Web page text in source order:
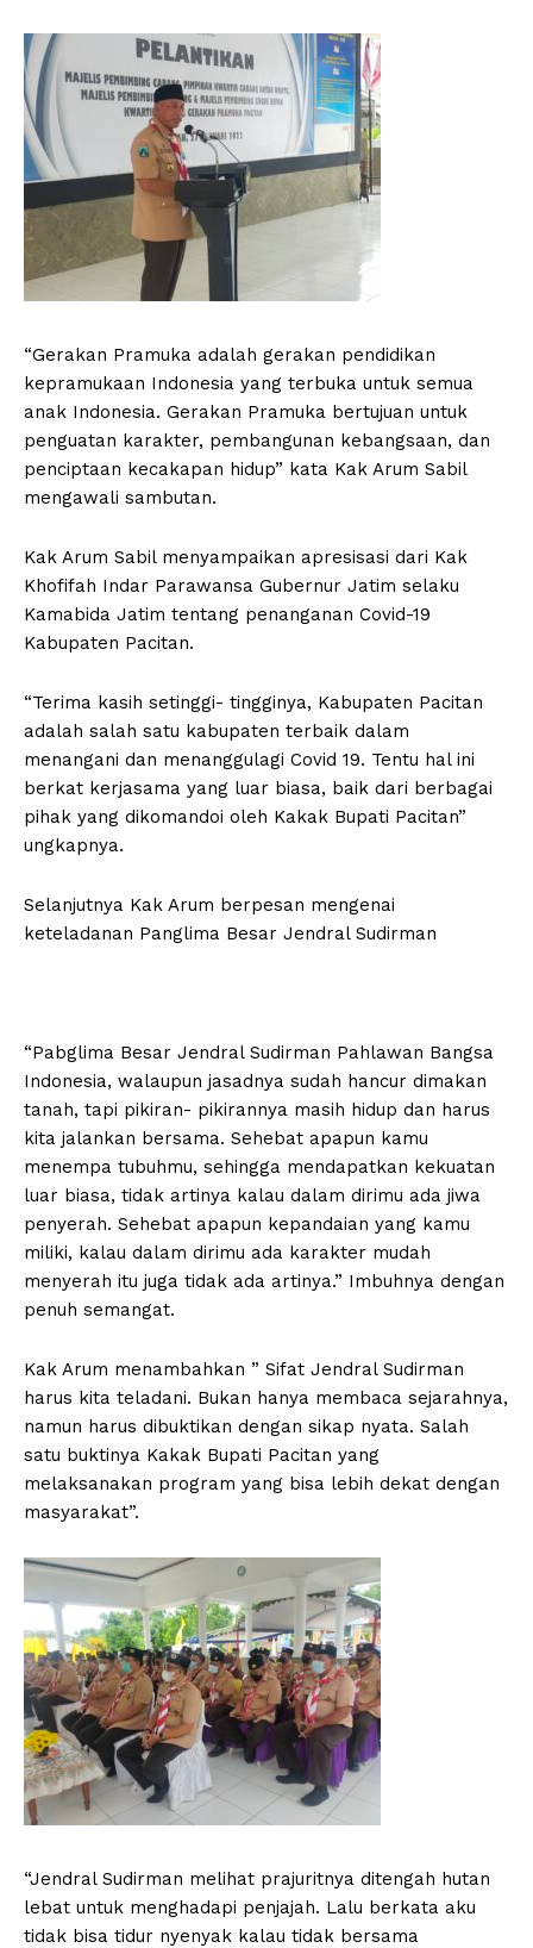
“Gerakan Pramuka adalah gerakan pendidikan
kepramukaan Indonesia yang terbuka untuk semua
anak Indonesia. Gerakan Pramuka bertujuan untuk
penguatan karakter, pembangunan kebangsaan, dan
penciptaan kecakapan hidup” kata Kak Arum Sabil
mengawali sambutan.
Kak Arum Sabil menyampaikan apresisasi dari Kak
Khofifah Indar Parawansa Gubernur Jatim selaku
Kamabida Jatim tentang penanganan Covid-19
Kabupaten Pacitan.
“Terima kasih setinggi- tingginya, Kabupaten Pacitan
adalah salah satu kabupaten terbaik dalam
menangani dan menanggulagi Covid 19. Tentu hal ini
berkat kerjasama yang luar biasa, baik dari berbagai
pihak yang dikomandoi oleh Kakak Bupati Pacitan”
ungkapnya.
Selanjutnya Kak Arum berpesan mengenai
keteladanan Panglima Besar Jendral Sudirman
“Pabglima Besar Jendral Sudirman Pahlawan Bangsa
Indonesia, walaupun jasadnya sudah hancur dimakan
tanah, tapi pikiran- pikirannya masih hidup dan harus
kita jalankan bersama. Sehebat apapun kamu
menempa tubuhmu, sehingga mendapatkan kekuatan
luar biasa, tidak artinya kalau dalam dirimu ada jiwa
penyerah. Sehebat apapun kepandaian yang kamu
miliki, kalau dalam dirimu ada karakter mudah
menyerah itu juga tidak ada artinya.” Imbuhnya dengan
penuh semangat.
Kak Arum menambahkan ” Sifat Jendral Sudirman
harus kita teladani. Bukan hanya membaca sejarahnya,
namun harus dibuktikan dengan sikap nyata. Salah
satu buktinya Kakak Bupati Pacitan yang
melaksanakan program yang bisa lebih dekat dengan
masyarakat”.
“Jendral Sudirman melihat prajuritnya ditengah hutan
lebat untuk menghadapi penjajah. Lalu berkata aku
tidak bisa tidur nyenyak kalau tidak bersama